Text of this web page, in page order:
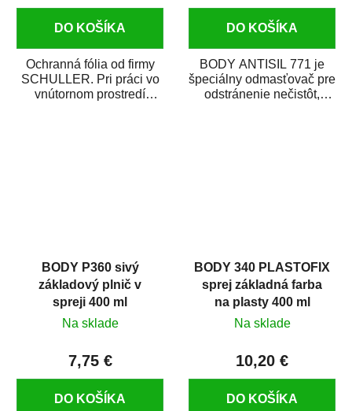
DO KOŠÍKA
Ochranná fólia od firmy
SCHULLER. Pri práci vo
vnútornom prostredí
DO KOŠÍKA
BODY ANTISIL 771 je
špeciálny odmasťovač pre
odstránenie nečistôt,
BODY P360 sivý
základový plnič v
spreji 400 ml
Na sklade
7,75 €
DO KOŠÍKA
BODY 340 PLASTOFIX
sprej základná farba
na plasty 400 ml
Na sklade
10,20 €
DO KOŠÍKA